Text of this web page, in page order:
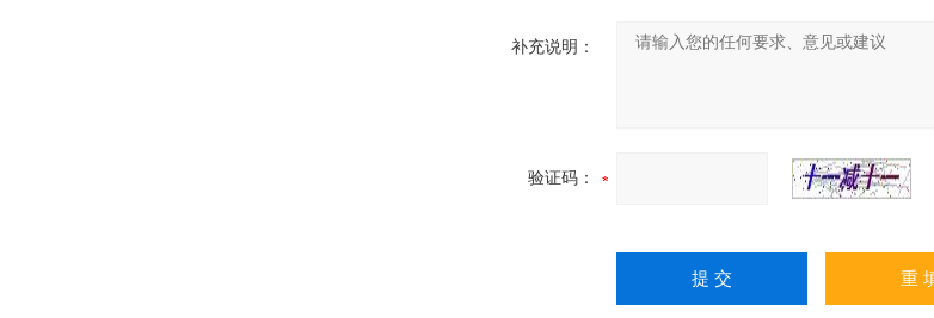
补充说明：
验证码：